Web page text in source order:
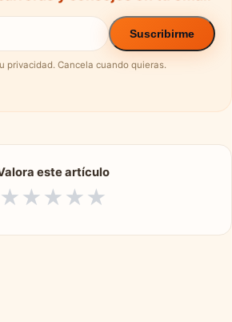
Suscribirme
privacidad. Cancela cuando quieras.
este artículo
★★★★★